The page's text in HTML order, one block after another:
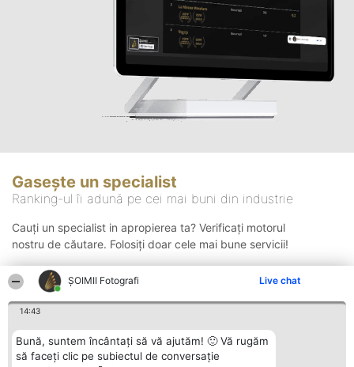
ȘOIMII Fotografi Live chat
14:43
Bună, suntem încântați să vă ajutăm! 🙂 Vă rugăm
să faceți clic pe subiectul de conversație
Gasește un specialist
Ranking-ul îi adună pe cei mai buni din industrie
Cauți un specialist in apropierea ta? Verificați motorul
nostru de căutare. Folosiți doar cele mai bune servicii!